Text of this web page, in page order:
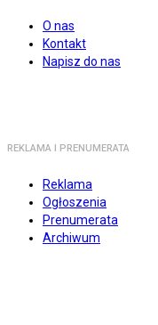
O nas
Kontakt
Napisz do nas
REKLAMA I PRENUMERATA
Reklama
Ogłoszenia
Prenumerata
Archiwum